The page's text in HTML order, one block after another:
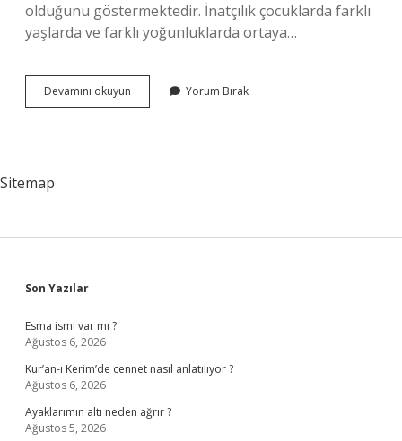
olduğunu göstermektedir. İnatçılık çocuklarda farklı
yaşlarda ve farklı yoğunluklarda ortaya…
Devamını okuyun
Insan
Yorum Bırak
Sitemap
Sidebar
Son Yazılar
Esma ismi var mı ?
Ağustos 6, 2026
Kur’an-ı Kerim’de cennet nasıl anlatılıyor ?
Ağustos 6, 2026
Ayaklarımın altı neden ağrır ?
Ağustos 5, 2026